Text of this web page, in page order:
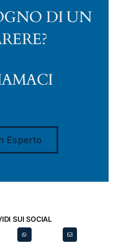
DI UN
Esperto
SUI SOCIAL